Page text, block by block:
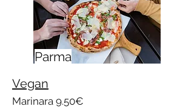
Parma
Vegan
Marinara 9.50€